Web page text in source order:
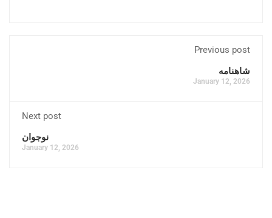
Previous post
شاهنامه
January 12, 2026
Next post
نوجوان
January 12, 2026